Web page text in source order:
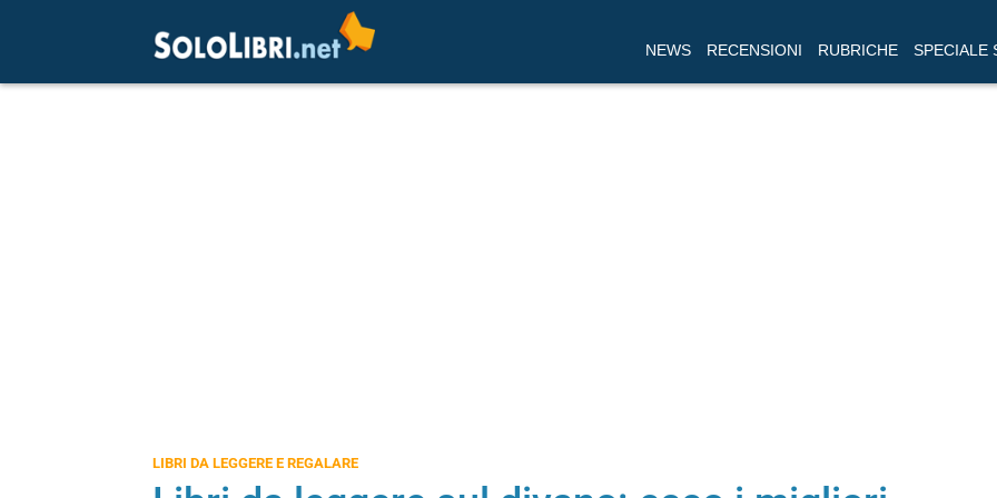
NEWS RECENSIONI RUBRICHE SPECIALE
LIBRI DA LEGGERE E REGALARE